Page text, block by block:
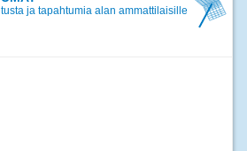
ja tapahtumia alan ammattilaisille